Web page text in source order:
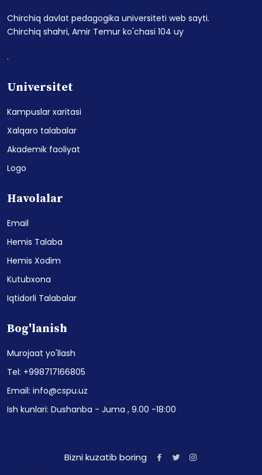
Chirchiq davlat pedagogika universiteti web sayti.
Chirchiq shahri, Amir Temur ko'chasi 104 uy
.
Universitet
Kampuslar xaritasi
Xalqaro talabalar
Akademik faoliyat
Logo
Havolalar
Email
Hemis Talaba
Hemis Xodim
Kutubxona
Iqtidorli Talabalar
Bog'lanish
Murojaat yo'llash
Tel: +998717166805
Email: info@cspu.uz
Ish kunlari: Dushanba - Juma , 9.00 -18:00
Bizni kuzatib boring